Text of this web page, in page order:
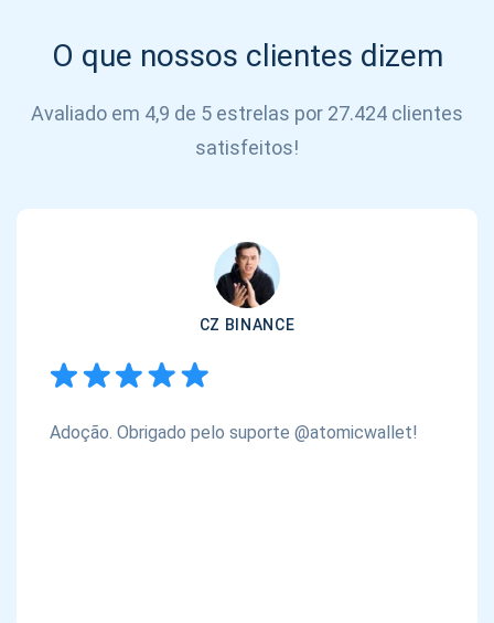
O que nossos clientes dizem
Avaliado em 4,9 de 5 estrelas por 27.424 clientes
satisfeitos!
CZ BINANCE
Adoção. Obrigado pelo suporte @atomicwallet!